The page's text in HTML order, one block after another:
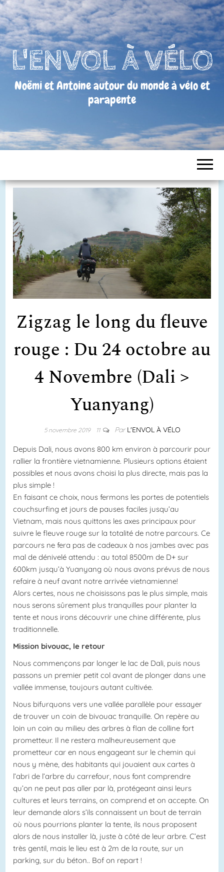
L'ENVOL À VÉLO
Noëmi et Antoine autour du monde à vélo et
parapente
Zigzag le long du fleuve
rouge : Du 24 octobre au
4 Novembre (Dali >
Yuanyang)
5 novembre 2019 11 ParL'ENVOL À VÉLO
Depuis Dali, nous avons 800 km environ à parcourir pour
rallier la frontière vietnamienne. Plusieurs options étaient
possibles et nous avons choisi la plus directe, mais pas la
plus simple !
En faisant ce choix, nous fermons les portes de potentiels
couchsurfing et jours de pauses faciles jusqu’au
Vietnam, mais nous quittons les axes principaux pour
suivre le fleuve rouge sur la totalité de notre parcours. Ce
parcours ne fera pas de cadeaux à nos jambes avec pas
mal de dénivelé attendu : au total 8500m de D+ sur
600km jusqu’à Yuanyang où nous avons prévus de nous
refaire à neuf avant notre arrivée vietnamienne!
Alors certes, nous ne choisissons pas le plus simple, mais
nous serons sûrement plus tranquilles pour planter la
tente et nous irons découvrir une chine différente, plus
traditionnelle.
Mission bivouac, le retour
Nous commençons par longer le lac de Dali, puis nous
passons un premier petit col avant de plonger dans une
vallée immense, toujours autant cultivée.
Nous bifurquons vers une vallée parallèle pour essayer
de trouver un coin de bivouac tranquille. On repère au
loin un coin au milieu des arbres à flan de colline fort
prometteur. Il ne restera malheureusement que
prometteur car en nous engageant sur le chemin qui
nous y mène, des habitants qui jouaient aux cartes à
l’abri de l’arbre du carrefour, nous font comprendre
qu’on ne peut pas aller par là, protégeant ainsi leurs
cultures et leurs terrains, on comprend et on accepte. On
leur demande alors s’ils connaissent un bout de terrain
où nous pourrions planter la tente, ils nous proposent
alors de nous installer là, juste à côté de leur arbre. C’est
très gentil, mais le lieu est à 2m de la route, sur un
parking, sur du béton.. Bof on repart !